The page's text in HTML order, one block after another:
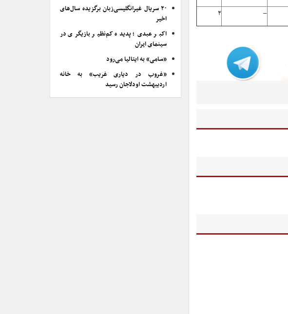
–
۲
۲۰ سریال غیرانگلیسی‌زبان برگزیده سال‌های
اخیر
اکبر عبدی؛ پدیده کم‌نظیر بازیگری در
سینمای ایران
«سامی» به ایتالیا می‌رود
«غروب در دیاری غریب» به خانه
اردیبهشت اودلاجان رسید